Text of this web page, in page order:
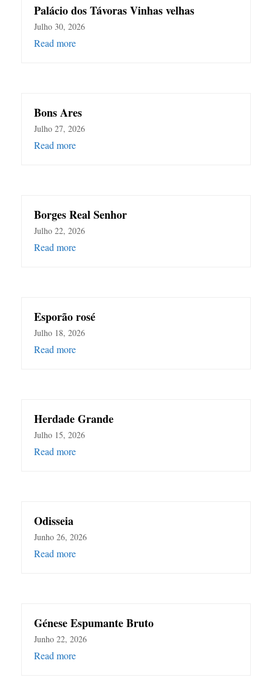
Palácio dos Távoras Vinhas velhas
Julho 30, 2026
Read more
Bons Ares
Julho 27, 2026
Read more
Borges Real Senhor
Julho 22, 2026
Read more
Esporão rosé
Julho 18, 2026
Read more
Herdade Grande
Julho 15, 2026
Read more
Odisseia
Junho 26, 2026
Read more
Génese Espumante Bruto
Junho 22, 2026
Read more